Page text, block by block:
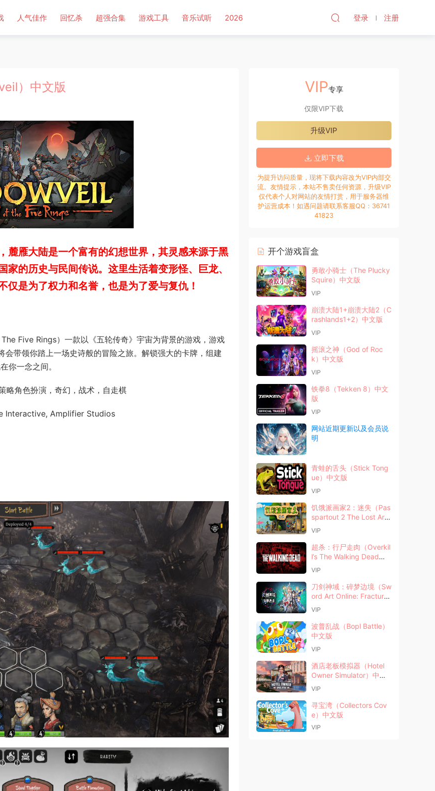
人气佳作 回忆杀 超强合集 游戏工具 音乐试听 2026 登录 注册
）中文版
麓雁大陆是一个富有的幻想世界，其灵感来源于黑
的历史与民间传说。这里生活着变形怪、巨龙、
是为了权力和名誉，也是为了爱与复仇！
Five Rings）一款以《五轮传奇》宇宙为背景的游戏，游戏
带领你踏上一场史诗般的冒险之旅。解锁强大的卡牌，组建
你一念之间。
略角色扮演，奇幻，战术，自走棋
Interactive, Amplifier Studios
VIP专享
仅限VIP下载
升级VIP
立即下载
为提升访问质量，现将下载内容改为VIP内部交
流。友情提示，本站不售卖任何资源，升级VIP
仅代表个人对网站的友情打赏，用于服务器维
护运营成本！如遇问题请联系客服QQ：36741
41823
开个游戏盲盒
勇敢小骑士（The Plucky
Squire）中文版
VIP
崩溃大陆1+崩溃大陆2（C
rashlands1+2）中文版
VIP
摇滚之神（God of Roc
k）中文版
VIP
铁拳8（Tekken 8）中文
版
VIP
网站近期更新以及会员说
明
青蛙的舌头（Stick Tong
ue）中文版
VIP
饥饿派画家2：迷失（Pas
spartout 2 The Lost Arti
st）中文版
VIP
超杀：行尸走肉（Overkil
l’s The Walking Dead）
中文版
VIP
刀剑神域：碎梦边境（Sw
ord Art Online: Fracture
d Daydream）中文版
VIP
波普乱战（Bopl Battle）
中文版
VIP
酒店老板模拟器（Hotel
Owner Simulator）中文
版
VIP
寻宝湾（Collectors Cov
e）中文版
VIP